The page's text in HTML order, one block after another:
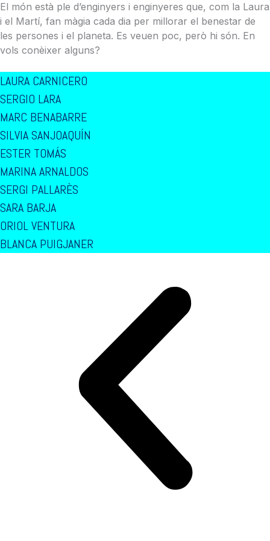
El món està ple d’enginyers i enginyeres que, com la Laura
i el Martí, fan màgia cada dia per millorar el benestar de
les persones i el planeta. Es veuen poc, però hi són. En
vols conèixer alguns?
LAURA CARNICERO
SERGIO LARA
MARC BENABARRE
SILVIA SANJOAQUÍN
ESTER TOMÁS
MARINA ARNALDOS
SERGI PALLARÈS
SARA BARJA
ORIOL VENTURA
BLANCA PUIGJANER